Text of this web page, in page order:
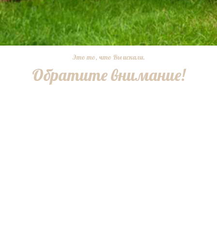
Это то, что Вы искали.
Обратите внимание!